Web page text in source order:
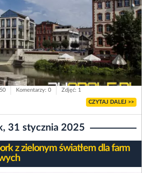
Komentarzy: 0 Zdjęć: 1
CZYTAJ DALEJ >>
31 stycznia 2025
z zielonym światłem dla farm